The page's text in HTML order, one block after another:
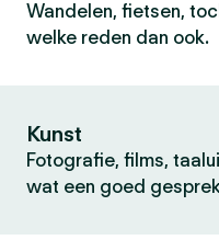
Wandelen, fietsen,
welke reden dan ook.
Kunst
Fotografie, films,
wat een goed